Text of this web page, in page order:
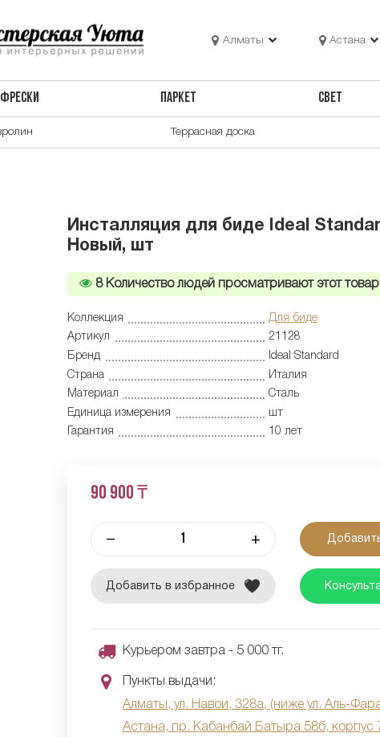
Алматы Астана
ПАРКЕТ СВЕТ
Террасная доска
Инсталляция для биде Ideal
Новый, шт
8Количество людей просматривают этот
Коллекция
Для биде
Артикул
21128
Бренд
Ideal Standard
Страна
Италия
Материал
Сталь
Единица измерения
шт
Гарантия
10 лет
90 900 ₸
– +
Добавить в избранное
Курьером завтра - 5 000 тг.
Пункты выдачи:
Алматы, ул. Навои, 328а, (ниже ул. Аль-
Астана, пр. Кабанбай Батыра 58б, корпус